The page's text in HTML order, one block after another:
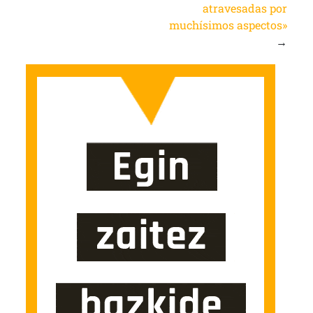
atravesadas por
muchísimos aspectos»
→